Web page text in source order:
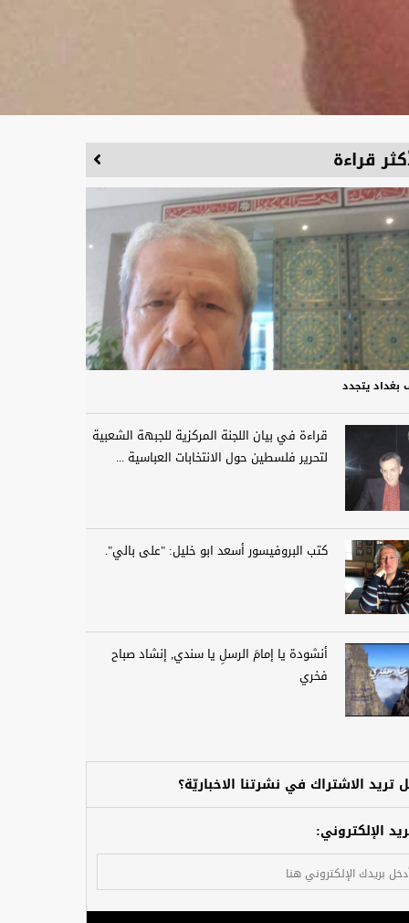
قراءة
بغداد يتجدد
قراءة في بيان اللجنة المركزية للجبهة الشعبية
لتحرير فلسطين حول الانتخابات العباسية ...
كتب البروفيسور أسعد ابو خليل: "على بالي".
أنشودة يا إمامَ الرسلِ يا سندي, إنشاد صباح
فخري
تريد الاشتراك في نشرتنا الاخباريّة؟
الإلكتروني: